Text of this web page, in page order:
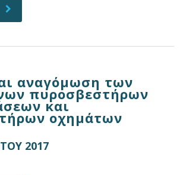
αναγόμωση των
πυροσβεστήρων
και
οχημάτων
2017